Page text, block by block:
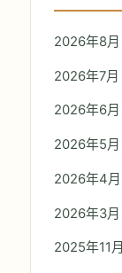
2026年8月
2026年7月
2026年6月
2026年5月
2026年4月
2026年3月
2025年11月